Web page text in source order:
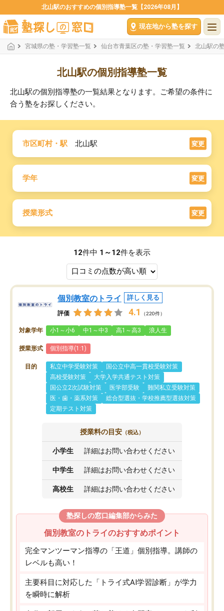
北山駅のおすすめの個別指導塾一覧【2026年08月】
現在地から塾を探す
宮城県の塾・学習塾一覧 仙台市青葉区の塾・学習塾一覧 北山駅の
北山駅の個別指導塾一覧
北山駅の個別指導塾の一覧結果となります。ご希望の条件に
合う塾をお探しください。
市区町村・駅 北山駅 変更
学年 変更
授業形式 変更
12件中 1～12件を表示
個別教室のトライ 詳しく見る
評価 4.1 （220件）
対象学年 小1～小6 中1～中3 高1～高3 浪人生
授業形式 個別指導(1:1)
目的 私立中学受験対策
国公立中高一貫校受験対策
高校受験対策
大学入学共通テスト対策
国公立2次試験対策
医学部受験
難関私立受験対策
医・歯・薬系対策
総合型選抜・学校推薦型選抜対策
定期テスト対策
授業料の目安 （税込）
小学生 詳細はお問い合わせください
中学生 詳細はお問い合わせください
高校生 詳細はお問い合わせください
塾探しの窓口編集部からみた
個別教室のトライのおすすめポイント
完全マンツーマン指導の「王道」個別指導。講師の
レベルも高い！
主要科目に対応した「トライ式AI学習診断」が学力
を瞬時に解析